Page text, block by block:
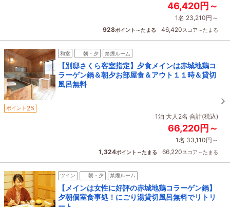
46,420円～
1名 23,210円～
928ポイント～たまる 46,420スコア～たまる
和室 朝・夕 禁煙ルーム
【別邸さくら客室指定】夕食メインは赤城地鶏コ
ラーゲン鍋＆朝夕お部屋食＆アウト１１時＆貸切
風呂無料
ポイント 2%
1泊 大人2名 合計(税込)
66,220円～
1名 33,110円～
1,324ポイント～たまる 66,220スコア～たまる
ツイン 朝・夕 禁煙ルーム
【メインは女性に好評の赤城地鶏コラーゲン鍋】
夕朝個室食事処！にごり湯貸切風呂無料でリトリ